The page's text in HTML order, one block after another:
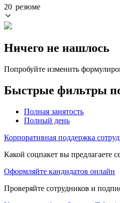
20 резюме
Ничего не нашлось
Попробуйте изменить
Быстрые фильтры
Полная занятость
Полный день
Корпоративная поддержка
Какой соцпакет вы предлагаете
Оформляйте кандидатов онлайн
Проверяйте сотрудников и